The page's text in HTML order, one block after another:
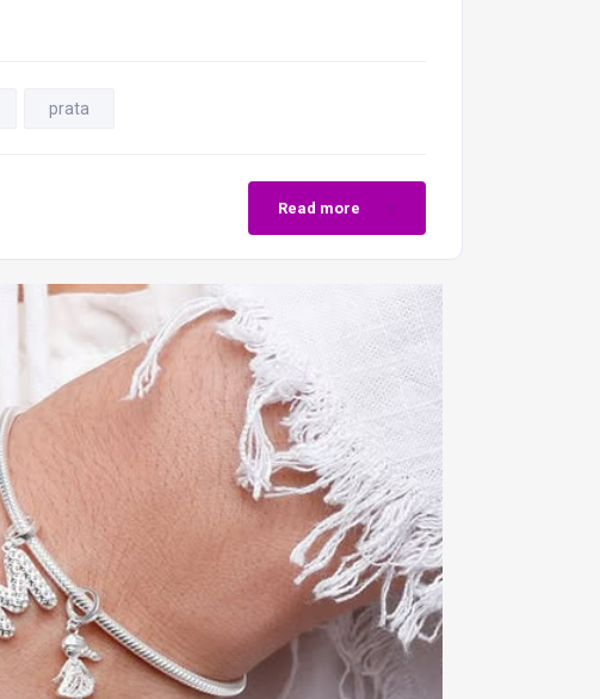
prata
Read more